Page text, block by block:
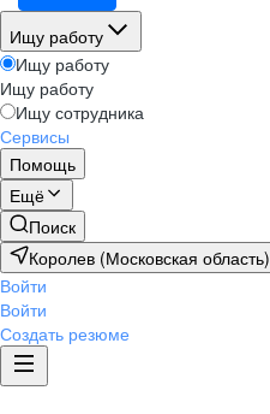
Ищу работу
Ищу работу
Ищу работу
Ищу сотрудника
Сервисы
Помощь
Ещё
Поиск
Королев (Московская область)
Войти
Войти
Создать резюме